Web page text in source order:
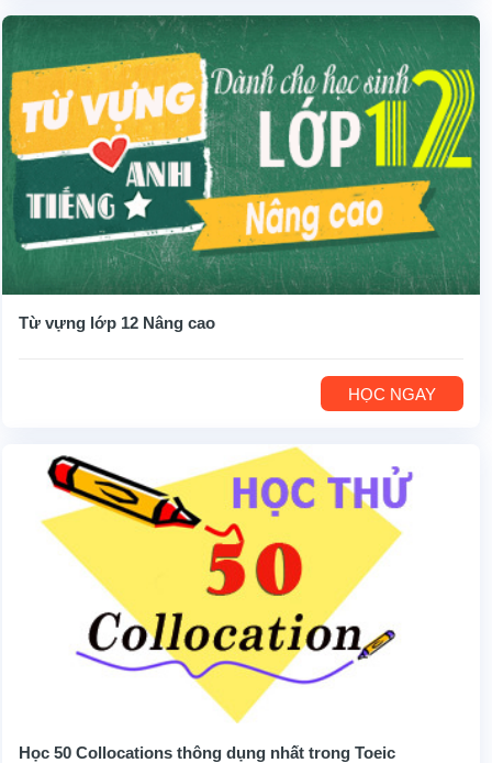
Từ vựng lớp 12 Nâng cao
HỌC NGAY
Học 50 Collocations thông dụng nhất trong Toeic